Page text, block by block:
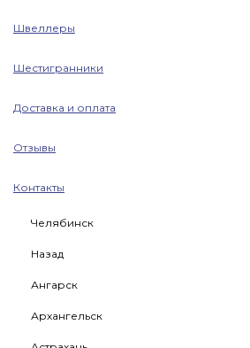
Швеллеры
Шестигранники
Доставка и оплата
Отзывы
Контакты
Челябинск
Назад
Ангарск
Архангельск